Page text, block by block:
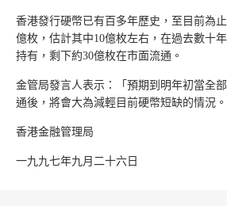
香港發行硬幣已有百多年歷史，至目前為
億枚，估計其中10億枚左右，在過去數十
持有，剩下約30億枚在市面流通。
金管局發言人表示：「預期到明年初當全
通後，將會大為減輕目前硬幣短缺的情況。
香港金融管理局
一九九七年九月二十六日